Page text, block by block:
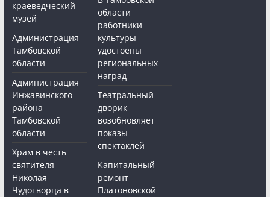
краеведческий
музей
Администрация
Тамбовской
области
Администрация
Инжавинского
района
Тамбовской
области
Храм в честь
святителя
Николая
Чудотворца в
области
работники
культуры
удостоены
региональных
наград
Театральный
дворик
возобновляет
показы
спектаклей
Капитальный
ремонт
Платоновской